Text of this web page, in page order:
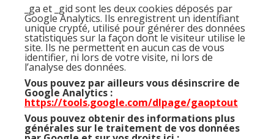
_ga et _gid sont les deux cookies déposés par
Google Analytics. Ils enregistrent un identifiant
unique crypté, utilisé pour générer des données
statistiques sur la façon dont le visiteur utilise le
site. Ils ne permettent en aucun cas de vous
identifier, ni lors de votre visite, ni lors de
l’analyse des données.
Vous pouvez par ailleurs vous désinscrire de
Google Analytics :
https://tools.google.com/dlpage/gaoptout
Vous pouvez obtenir des informations plus
générales sur le traitement de vos données